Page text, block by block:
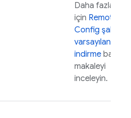
Daha fazla bilgi
için Remote
Config şablon
varsayılanlarını
indirme başlıklı
makaleyi
inceleyin.